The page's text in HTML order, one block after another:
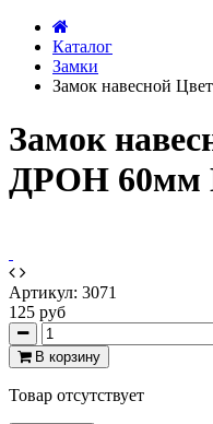
Каталог
Замки
Замок навесной
Замок
ДРОН 60мм
Артикул: 3071
125 руб
В корзину
Товар отсутствует